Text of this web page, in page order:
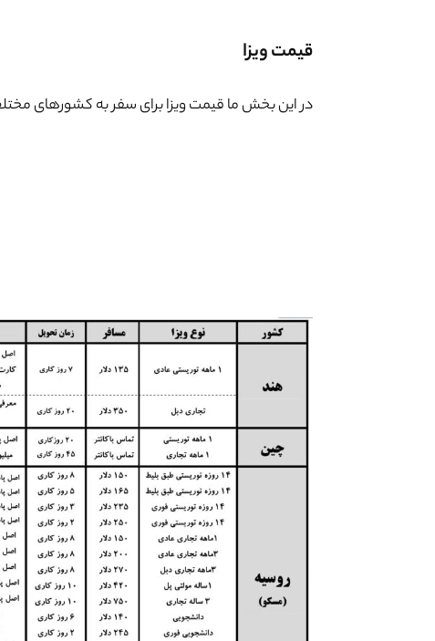
قیمت ویزا
در این بخش ما قیمت ویزا برای سفر به کشورهای مختلف را طبق